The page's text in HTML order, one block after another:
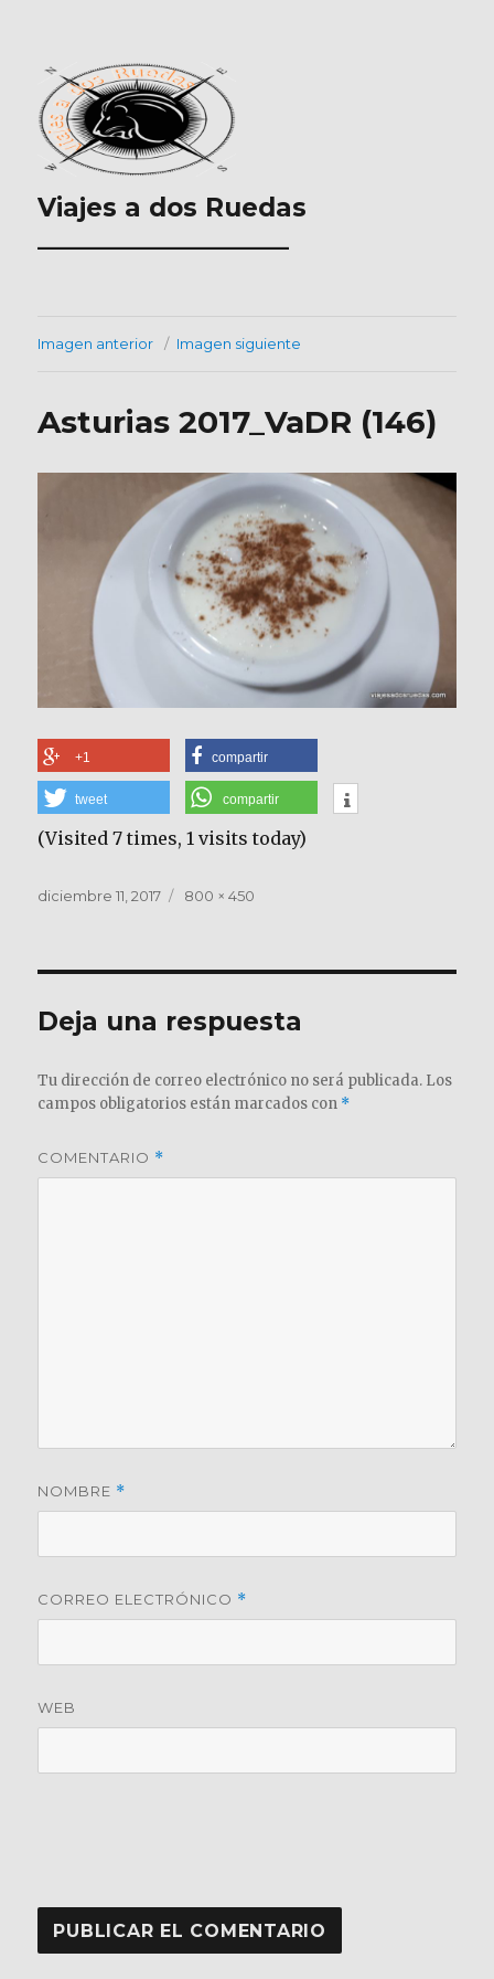
Viajes a dos Ruedas
___________________
Imagen anterior Imagen siguiente
Asturias 2017_VaDR (146)
+1 compartir
tweet compartir
(Visited 7 times, 1 visits today)
Publicado
diciembre 11, 2017
Tamaño
800 × 450
Deja una respuesta
Tu dirección de correo electrónico no será publicada. Los
campos obligatorios están marcados con *
COMENTARIO *
NOMBRE *
CORREO ELECTRÓNICO *
WEB